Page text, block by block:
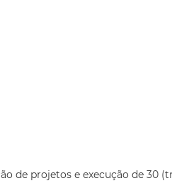
de projetos e execução de 30